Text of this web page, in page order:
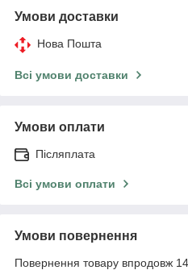
Умови доставки
Нова Пошта
Всі умови доставки
Умови оплати
Післяплата
Всі умови оплати
Умови повернення
Повернення товару впродовж